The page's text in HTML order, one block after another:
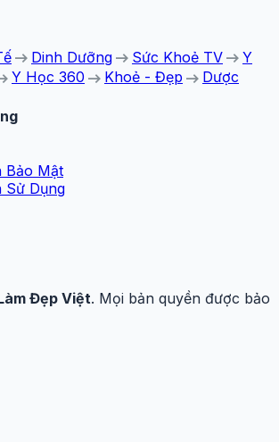
arrow_right_alt Dinh Dưỡng arrow_right_alt Sức Khoẻ TV arrow_right_alt Y
Y Học 360 arrow_right_alt Khoẻ - Đẹp arrow_right_alt Dược
Bảo Mật
Sử Dụng
Đẹp Việt. Mọi bản quyền được bảo